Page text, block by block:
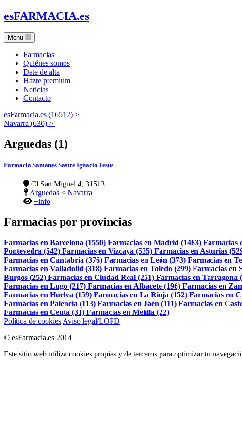
esFARMACIA.es
Menu
Farmacias
Quiénes somos
Date de alta
Hazte premium
Noticias
Contacto
esFarmacia.es (16512) >
Navarra (630) >
Arguedas (1)
Farmacia Samanes Sastre Ignacio Jesus
Cl San Miguel 4, 31513
Arguedas < Navarra
+info
Farmacias por provincias
Farmacias en Barcelona (1550) Farmacias en Madrid (1483) Farmacias
Pontevedra (542) Farmacias en Vizcaya (535) Farmacias en Asturias
Farmacias en Cantabria (376) Farmacias en León (373) Farmacias en
Farmacias en Valladolid (318) Farmacias en Toledo (299) Farmacias en
Burgos (252) Farmacias en Ciudad Real (251) Farmacias en Tarragona
Farmacias en Lugo (217) Farmacias en Albacete (196) Farmacias en
Farmacias en Huelva (159) Farmacias en La Rioja (152) Farmacias en
Farmacias en Palencia (113) Farmacias en Jaén (111) Farmacias en
Farmacias en Ceuta (31) Farmacias en Melilla (22)
Política de cookies Aviso legal/LOPD
© esFarmacia.es 2014
Este sitio web utiliza cookies propias y de terceros para optimizar tu